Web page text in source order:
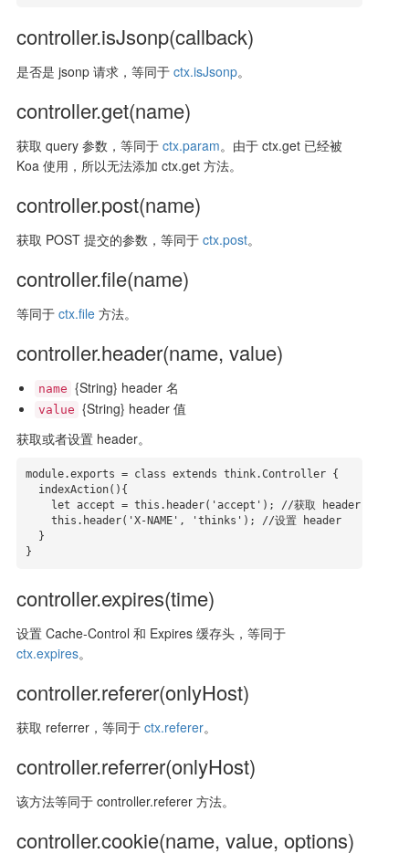
controller.isJsonp(callback)
是否是 jsonp 请求，等同于 ctx.isJsonp。
controller.get(name)
获取 query 参数，等同于 ctx.param。由于 ctx.get 已经被
Koa 使用，所以无法添加 ctx.get 方法。
controller.post(name)
获取 POST 提交的参数，等同于 ctx.post。
controller.file(name)
等同于 ctx.file方法。
controller.header(name, value)
name {String} header 名
value {String} header 值
获取或者设置 header。
module.exports = class extends think.Controller {
}
controller.expires(time)
设置 Cache-Control 和 Expires 缓存头，等同于
ctx.expires。
controller.referer(onlyHost)
获取 referrer，等同于 ctx.referer。
controller.referrer(onlyHost)
该方法等同于 controller.referer 方法。
controller.cookie(name, value, options)